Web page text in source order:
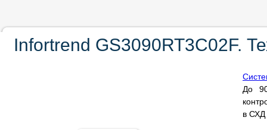
Infortrend GS3090RT3C02F.
До
в СХД